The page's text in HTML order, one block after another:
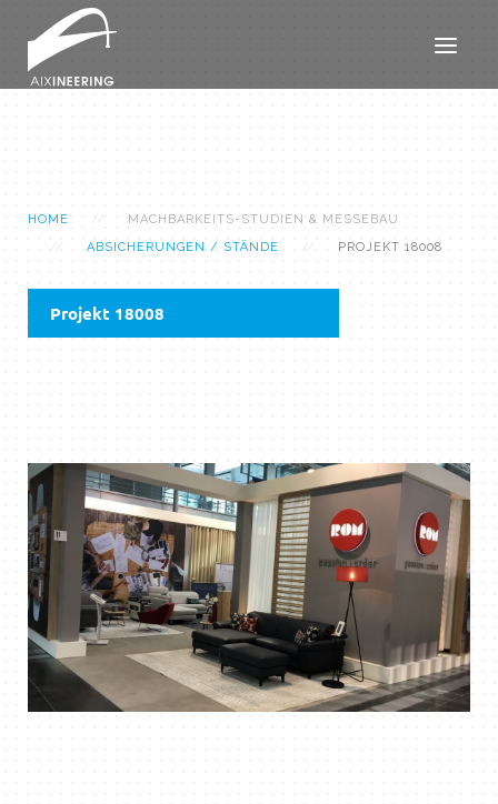
HOME
MACHBARKEITS-STUDIEN & MESSEBAU
ABSICHERUNGEN / STÄNDE
PROJEKT 18008
Projekt 18008